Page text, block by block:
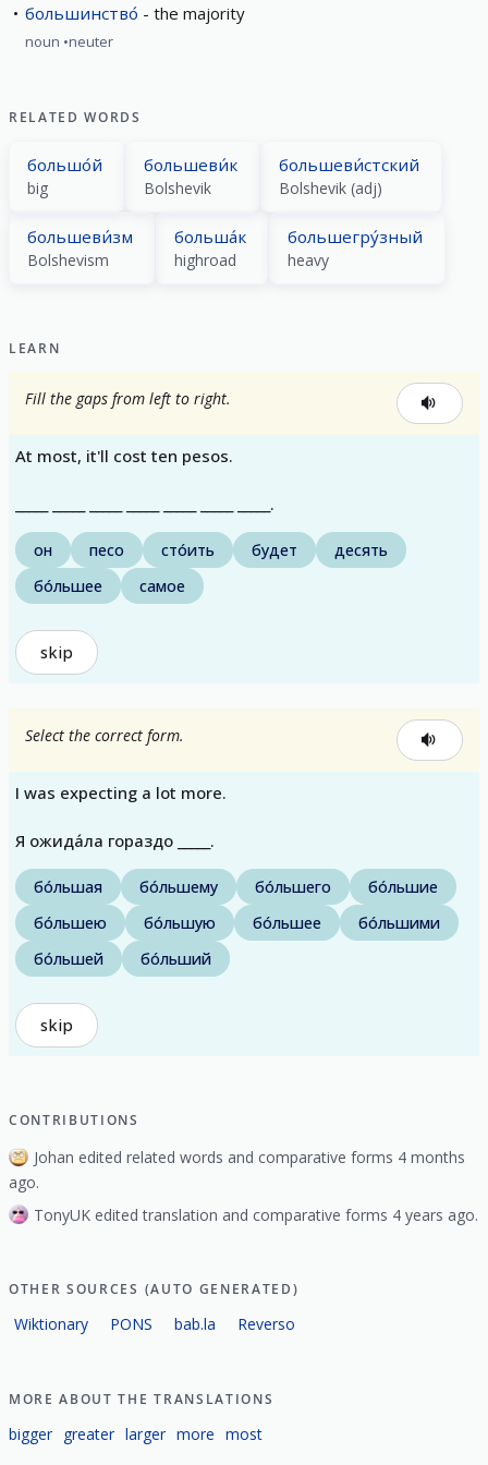
большинство́ the majority
noun neuter
RELATED WORDS
большо́й
big
большеви́к
Bolshevik
большеви́стский
Bolshevik (adj)
большеви́зм
Bolshevism
больша́к
highroad
большегру́зный
heavy
LEARN
Fill the gaps from left to right.
At most, it'll cost ten pesos.
_____ _____ _____ _____ _____ _____ _____.
он песо сто́ить будет
десять
бо́льшее
самое
skip
Select the correct form.
I was expecting a lot more.
Я ожида́ла гораздо _____.
бо́льшая бо́льшему бо́льшего
бо́льшие
бо́льшею
бо́льшую бо́льшее
бо́льшими
бо́льшей
бо́льший
skip
CONTRIBUTIONS
Johan edited related words and comparative forms 4 months
ago.
TonyUK edited translation and comparative forms 4 years ago.
OTHER SOURCES (AUTO GENERATED)
Wiktionary PONS bab.la Reverso
MORE ABOUT THE TRANSLATIONS
bigger greater larger more most